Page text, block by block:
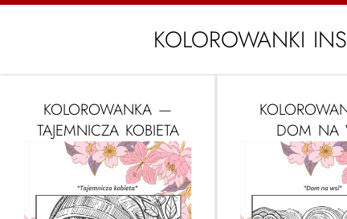
KOLOROWANKI
KOLOROWANKA —
TAJEMNICZA KOBIETA
DOM NA